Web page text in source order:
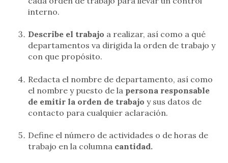
interno.
Describe el trabajo a realizar, así como a qué
departamentos va dirigida la orden de trabajo y
con que propósito.
Redacta el nombre de departamento, así como
el nombre y puesto de la persona responsable
de emitir la orden de trabajo y sus datos de
contacto para cualquier aclaración.
Define el número de actividades o de horas de
trabajo en la columna cantidad.